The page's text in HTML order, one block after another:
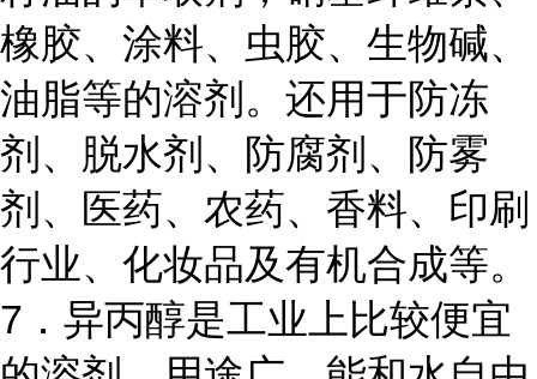
橡胶、涂料、虫胶、生物碱、
油脂等的溶剂。还用于防冻
剂、脱水剂、防腐剂、防雾
剂、医药、农药、香料、印刷
行业、化妆品及有机合成等。
7．异丙醇是工业上比较便宜